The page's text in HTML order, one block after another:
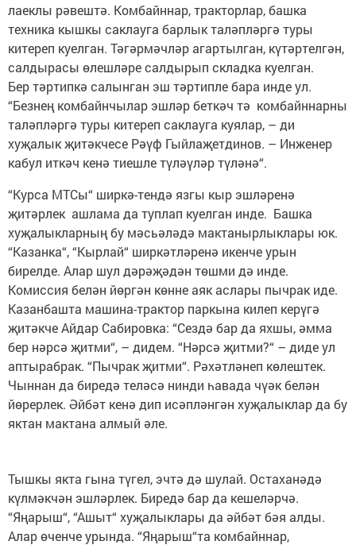
лаеклы рәвештә. Комбайннар, тракторлар, башка
техника кышкы саклауга барлык таләпләргә туры
китереп куелган. Тәгәрмәчләр агартылган, күтәртелгән,
салдырасы өлешләре салдырып складка куелган.
Бер тәртипкә салынган эш тәртипле бара инде ул.
“Безнең комбайнчылар эшләр беткәч тә комбайннарны
таләпләргә туры китереп саклауга куялар, – ди
хуҗалык җитәкчесе Рәүф Гыйлаҗетдинов. – Инженер
кабул иткәч кенә тиешле түләүләр түләнә“.
“Курса МТСы“ ширкә-тендә язгы кыр эшләренә
җитәрлек ашлама да туплап куелган инде. Башка
хуҗалыкларның бу мәсьәләдә мактанырлыклары юк.
“Казанка“, “Кырлай“ ширкәтләренә икенче урын
бирелде. Алар шул дәрәҗәдән төшми дә инде.
Комиссия белән йөргән көнне аяк аслары пычрак иде.
Казанбашта машина-трактор паркына килеп керүгә
җитәкче Айдар Сабировка: “Сездә бар да яхшы, әмма
бер нәрсә җитми“, – дидем. “Нәрсә җитми?“ – диде ул
аптырабрак. “Пычрак җитми“. Рәхәтләнеп көлештек.
Чыннан да биредә теләсә нинди һавада чүәк белән
йөрерлек. Әйбәт кенә дип исәпләнгән хуҗалыклар да бу
яктан мактана алмый әле.
Тышкы якта гына түгел, эчтә дә шулай. Остаханәдә
күлмәкчән эшләрлек. Биредә бар да кешеләрчә.
“Яңарыш“, “Ашыт“ хуҗалыклары да әйбәт бәя алды.
Алар өченче урында. “Яңарыш“та комбайннар,